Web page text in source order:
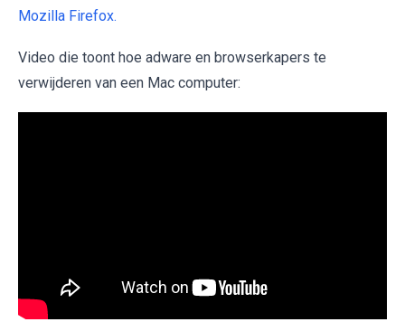
Mozilla Firefox.
Video die toont hoe adware en browserkapers te
verwijderen van een Mac computer: